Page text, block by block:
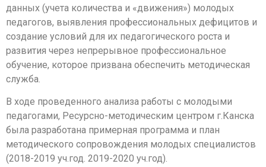
данных (учета количества и «движения») молодых
педагогов, выявления профессиональных дефицитов и
создание условий для их педагогического роста и
развития через непрерывное профессиональное
обучение, которое призвана обеспечить методическая
служба.
В ходе проведенного анализа работы с молодыми
педагогами, Ресурсно-методическим центром г.Канска
была разработана примерная программа и план
методического сопровождения молодых специалистов
(2018-2019 уч.год. 2019-2020 уч.год).